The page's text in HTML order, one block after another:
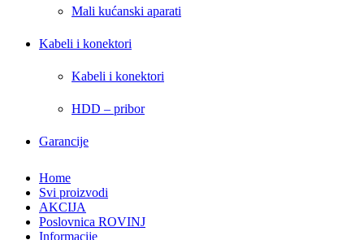
Mali kućanski aparati
Kabeli i konektori
Kabeli i konektori
HDD – pribor
Garancije
Home
Svi proizvodi
AKCIJA
Poslovnica ROVINJ
Informacije